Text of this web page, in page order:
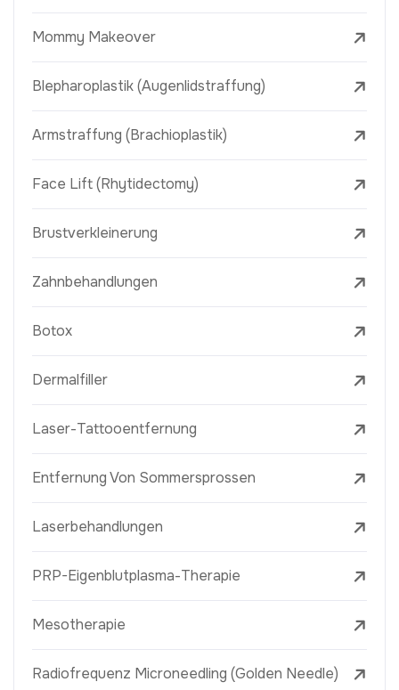
Mommy Makeover
Blepharoplastik (Augenlidstraffung)
Armstraffung (Brachioplastik)
Face Lift (Rhytidectomy)
Brustverkleinerung
Zahnbehandlungen
Botox
Dermalfiller
Laser-Tattooentfernung
Entfernung Von Sommersprossen
Laserbehandlungen
PRP-Eigenblutplasma-Therapie
Mesotherapie
Radiofrequenz Microneedling (Golden Needle)